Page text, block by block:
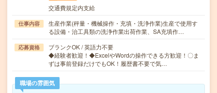
交通費規定内支給
仕事内容
生産作業(秤量・機械操作・充填・洗浄作業)生産で使用す
る設備・治工具類の洗浄作業出荷作業、SA充填作…
応募資格
ブランクOK / 英語力不要
◆経験者歓迎！◆ExcelやWordの操作できる方歓迎！〇ま
ずは事前登録だけでもOK！履歴書不要で気…
職場の雰囲気